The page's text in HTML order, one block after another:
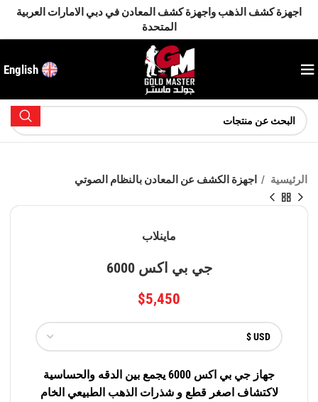
اجهزة كشف الذهب واجهزة كشف المعادن في دبي الامارات العربية
المتحدة
English
الرئيسية اجهزة الكشف عن المعادن بالنظام الصوتي
ماينلاب
جي بي اكس 6000
$5,450
جهاز جي بي اكس 6000 يجمع بين الدقه والحساسية
لاكتشاف اصغر قطع و شذرات الذهب الطبيعي الخام